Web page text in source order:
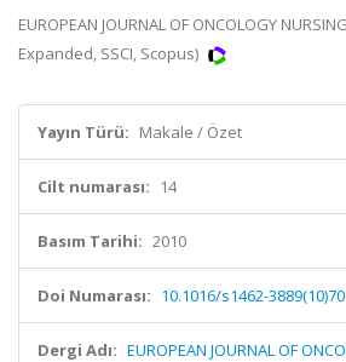
EUROPEAN JOURNAL OF ONCOLOGY
Expanded, SSCI, Scopus)
Yayın Türü: Makale / Özet
Cilt numarası: 14
Basım Tarihi: 2010
Doi Numarası: 10.1016/s1462-
Dergi Adı: EUROPEAN JOURNAL OF